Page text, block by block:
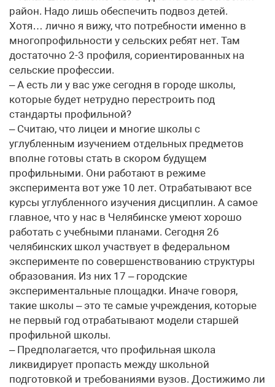
район. Надо лишь обеспечить подвоз детей.
Хотя… лично я вижу, что потребности именно в
многопрофильности у сельских ребят нет. Там
достаточно 2-3 профиля, сориентированных на
сельские профессии.
– А есть ли у вас уже сегодня в городе школы,
которые будет нетрудно перестроить под
стандарты профильной?
– Считаю, что лицеи и многие школы с
углубленным изучением отдельных предметов
вполне готовы стать в скором будущем
профильными. Они работают в режиме
эксперимента вот уже 10 лет. Отрабатывают все
курсы углубленного изучения дисциплин. А самое
главное, что у нас в Челябинске умеют хорошо
работать с учебными планами. Сегодня 26
челябинских школ участвует в федеральном
эксперименте по совершенствованию структуры
образования. Из них 17 – городские
экспериментальные площадки. Иначе говоря,
такие школы – это те самые учреждения, которые
не первый год отрабатывают модели старшей
профильной школы.
– Предполагается, что профильная школа
ликвидирует пропасть между школьной
подготовкой и требованиями вузов. Достижимо ли